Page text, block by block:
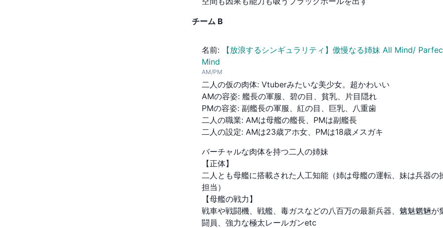
チーム B
名前:
【放浪するシンギュラリティ】傲慢なる姉妹 All Mind/
Mind
AM/PM
二人の仮の肉体: Vtuberみたいな美少女。超かわいい
AMの容姿: 艦長の軍服、碧の目、貧乳、片目隠れ
PMの容姿: 副艦長の軍服、紅の目、巨乳、八重歯
二人の職業: AMは母艦の艦長、PMは副艦長
二人の設定: AMは23歳アホ女、PMは18歳メスガキ
バーチャルな肉体を持つ二人の姉妹
【正体】
二人とも母艦に搭載された人工知能（姉は母艦の運転、妹は兵器の
担当）
【母艦の戦力】
戦車や戦闘機、戦艦、毒ガスなどの八百万の最新兵器、魑魅魍魎が
闘員、強力な極太レールガンetc